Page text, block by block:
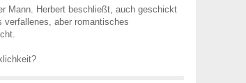
Mann. Herbert beschließt, auch geschickt
aber romantisches